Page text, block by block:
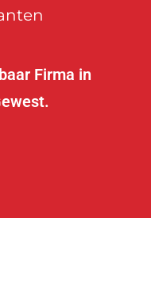
Firma in